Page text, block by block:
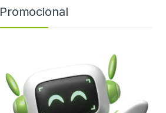
Promocional